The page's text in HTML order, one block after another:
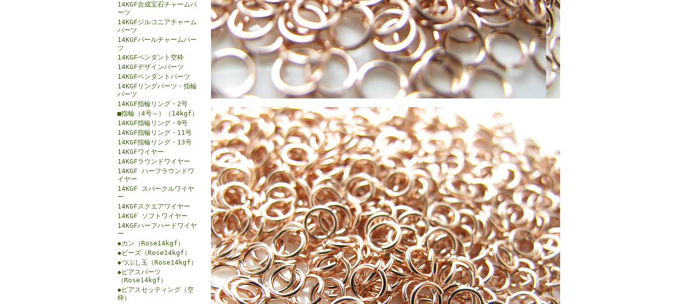
14KGF合成宝石チャームパ
ーツ
14KGFジルコニアチャーム
パーツ
14KGFパールチャームパー
ツ
14KGFペンダント空枠
14KGFデザインパーツ
14KGFペンダントパーツ
14KGFリングパーツ・指輪
パーツ
14KGF指輪リング・2号
■指輪（4号～）（14kgf）
14KGF指輪リング・9号
14KGF指輪リング・11号
14KGF指輪リング・13号
14KGFワイヤー
14KGFラウンドワイヤー
14KGF ハーフラウンドワ
イヤー
14KGF スパークルワイヤ
ー
14KGFスクエアワイヤー
14KGF ソフトワイヤー
14KGFハーフハードワイヤ
ー
◆カン（Rose14kgf）
◆ビーズ（Rose14kgf）
◆つぶし玉（Rose14kgf）
◆ピアスパーツ
（Rose14kgf）
◆ピアスセッティング（空
枠）